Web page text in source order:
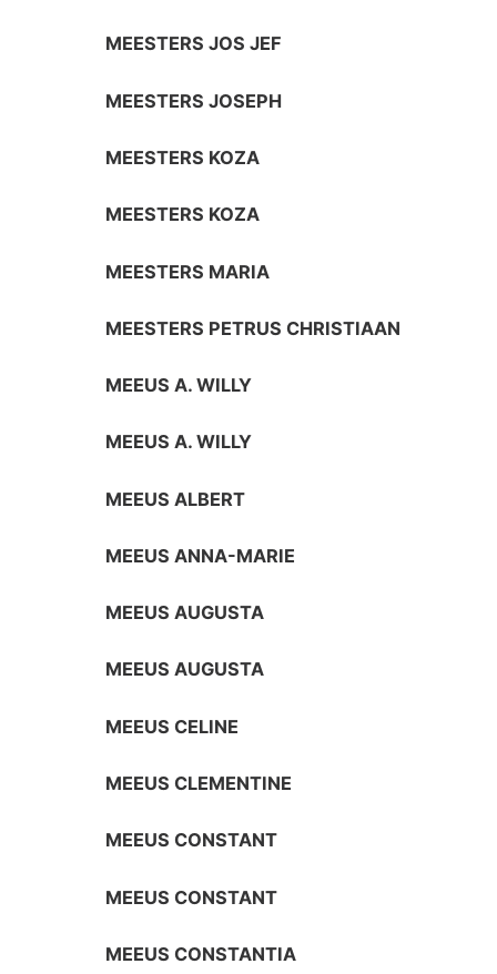
MEESTERS JOS JEF
MEESTERS JOSEPH
MEESTERS KOZA
MEESTERS KOZA
MEESTERS MARIA
MEESTERS PETRUS CHRISTIAAN
MEEUS A. WILLY
MEEUS A. WILLY
MEEUS ALBERT
MEEUS ANNA-MARIE
MEEUS AUGUSTA
MEEUS AUGUSTA
MEEUS CELINE
MEEUS CLEMENTINE
MEEUS CONSTANT
MEEUS CONSTANT
MEEUS CONSTANTIA